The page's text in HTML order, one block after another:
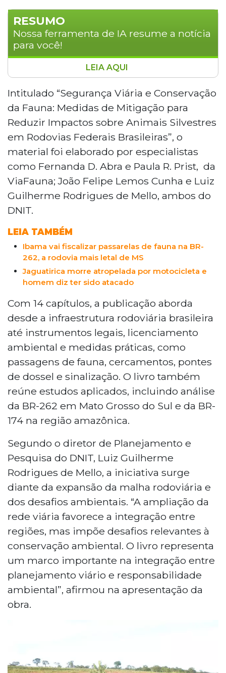
RESUMO
Nossa ferramenta de IA resume a notícia
para você!
O DNIT lançou o livro Segurança Viária e
Conservação da Fauna, primeira
publicação oficial do Brasil a integrar
engenharia rodoviária e preservação da
biodiversidade em escala nacional. A obra
aborda medidas para reduzir
atropelamentos de animais silvestres e
inclui estudos da BR-262, em Mato
Grosso do Sul. Com 14 capítulos, trata de
passagens de fauna, sinalização e
licenciamento ambiental.
LEIA AQUI
Intitulado “Segurança Viária e Conservação
da Fauna: Medidas de Mitigação para
Reduzir Impactos sobre Animais Silvestres
em Rodovias Federais Brasileiras”, o
material foi elaborado por especialistas
como Fernanda D. Abra e Paula R. Prist, da
ViaFauna; João Felipe Lemos Cunha e Luiz
Guilherme Rodrigues de Mello, ambos do
DNIT.
LEIA TAMBÉM
Ibama vai fiscalizar passarelas de fauna na BR-
262, a rodovia mais letal de MS
Jaguatirica morre atropelada por motocicleta e
homem diz ter sido atacado
Com 14 capítulos, a publicação aborda
desde a infraestrutura rodoviária brasileira
até instrumentos legais, licenciamento
ambiental e medidas práticas, como
passagens de fauna, cercamentos, pontes
de dossel e sinalização. O livro também
reúne estudos aplicados, incluindo análise
da BR-262 em Mato Grosso do Sul e da BR-
174 na região amazônica.
Segundo o diretor de Planejamento e
Pesquisa do DNIT, Luiz Guilherme
Rodrigues de Mello, a iniciativa surge
diante da expansão da malha rodoviária e
dos desafios ambientais. “A ampliação da
rede viária favorece a integração entre
regiões, mas impõe desafios relevantes à
conservação ambiental. O livro representa
um marco importante na integração entre
planejamento viário e responsabilidade
ambiental”, afirmou na apresentação da
obra.